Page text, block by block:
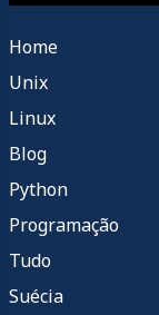
Home
Unix
Linux
Blog
Python
Programação
Tudo
Suécia